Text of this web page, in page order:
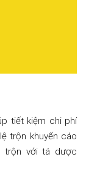
tiết kiệm chi phí
trộn khuyến cáo
trộn với tá dược